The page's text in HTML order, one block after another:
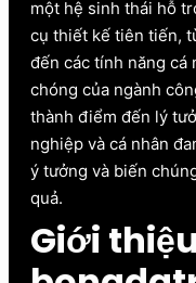
một hệ sinh thái hỗ
cụ thiết kế tiên tiến,
đến các tính năng cá
chóng của ngành
thành điểm đến lý
nghiệp và cá nhân
ý tưởng và biến
quả.
Giới